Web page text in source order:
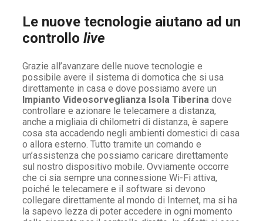
Le nuove tecnologie aiutano ad un
controllo live
Grazie all’avanzare delle nuove tecnologie e
possibile avere il sistema di domotica che si usa
direttamente in casa e dove possiamo avere un
Impianto Videosorveglianza Isola Tiberina dove
controllare e azionare le telecamere a distanza,
anche a migliaia di chilometri di distanza, è sapere
cosa sta accadendo negli ambienti domestici di casa
o allora esterno. Tutto tramite un comando e
un’assistenza che possiamo caricare direttamente
sul nostro dispositivo mobile. Ovviamente occorre
che ci sia sempre una connessione Wi-Fi attiva,
poiché le telecamere e il software si devono
collegare direttamente al mondo di Internet, ma si ha
la sapevo lezza di poter accedere in ogni momento